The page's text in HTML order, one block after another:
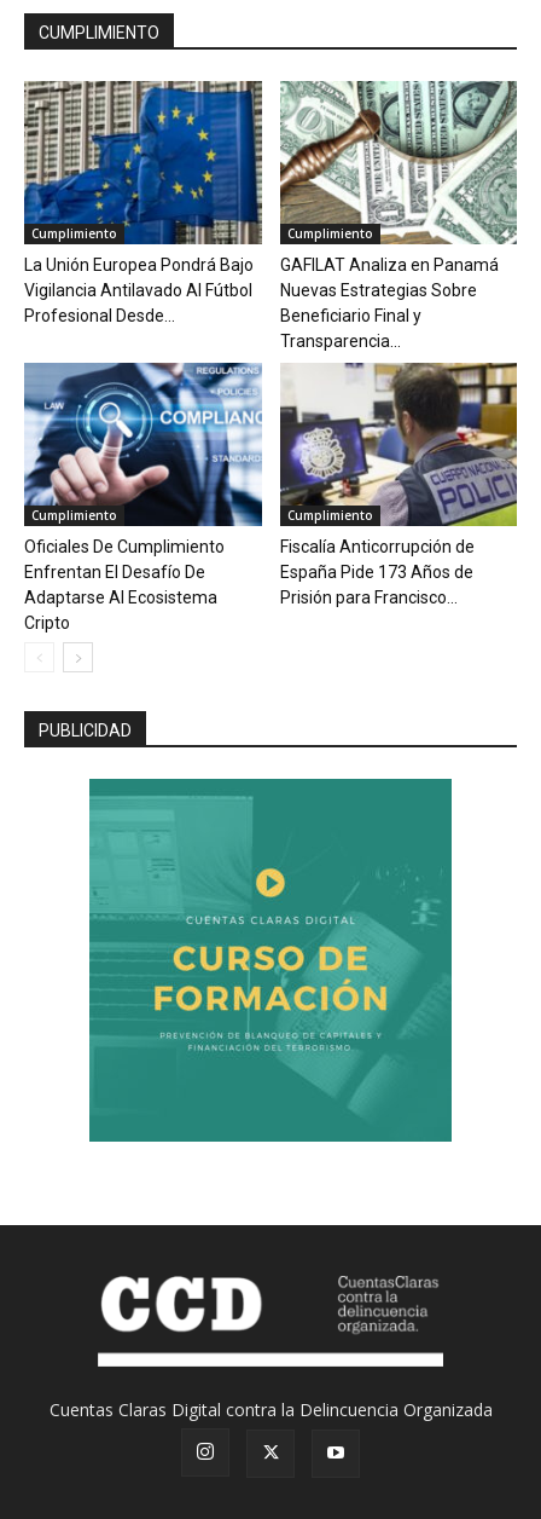
CUMPLIMIENTO
Cumplimiento
La Unión Europea Pondrá Bajo
Vigilancia Antilavado Al Fútbol
Profesional Desde...
Cumplimiento
GAFILAT Analiza en Panamá
Nuevas Estrategias Sobre
Beneficiario Final y
Transparencia...
Cumplimiento
Oficiales De Cumplimiento
Enfrentan El Desafío De
Adaptarse Al Ecosistema
Cripto
Cumplimiento
Fiscalía Anticorrupción de
España Pide 173 Años de
Prisión para Francisco...
PUBLICIDAD
Cuentas Claras Digital contra la Delincuencia Organizada